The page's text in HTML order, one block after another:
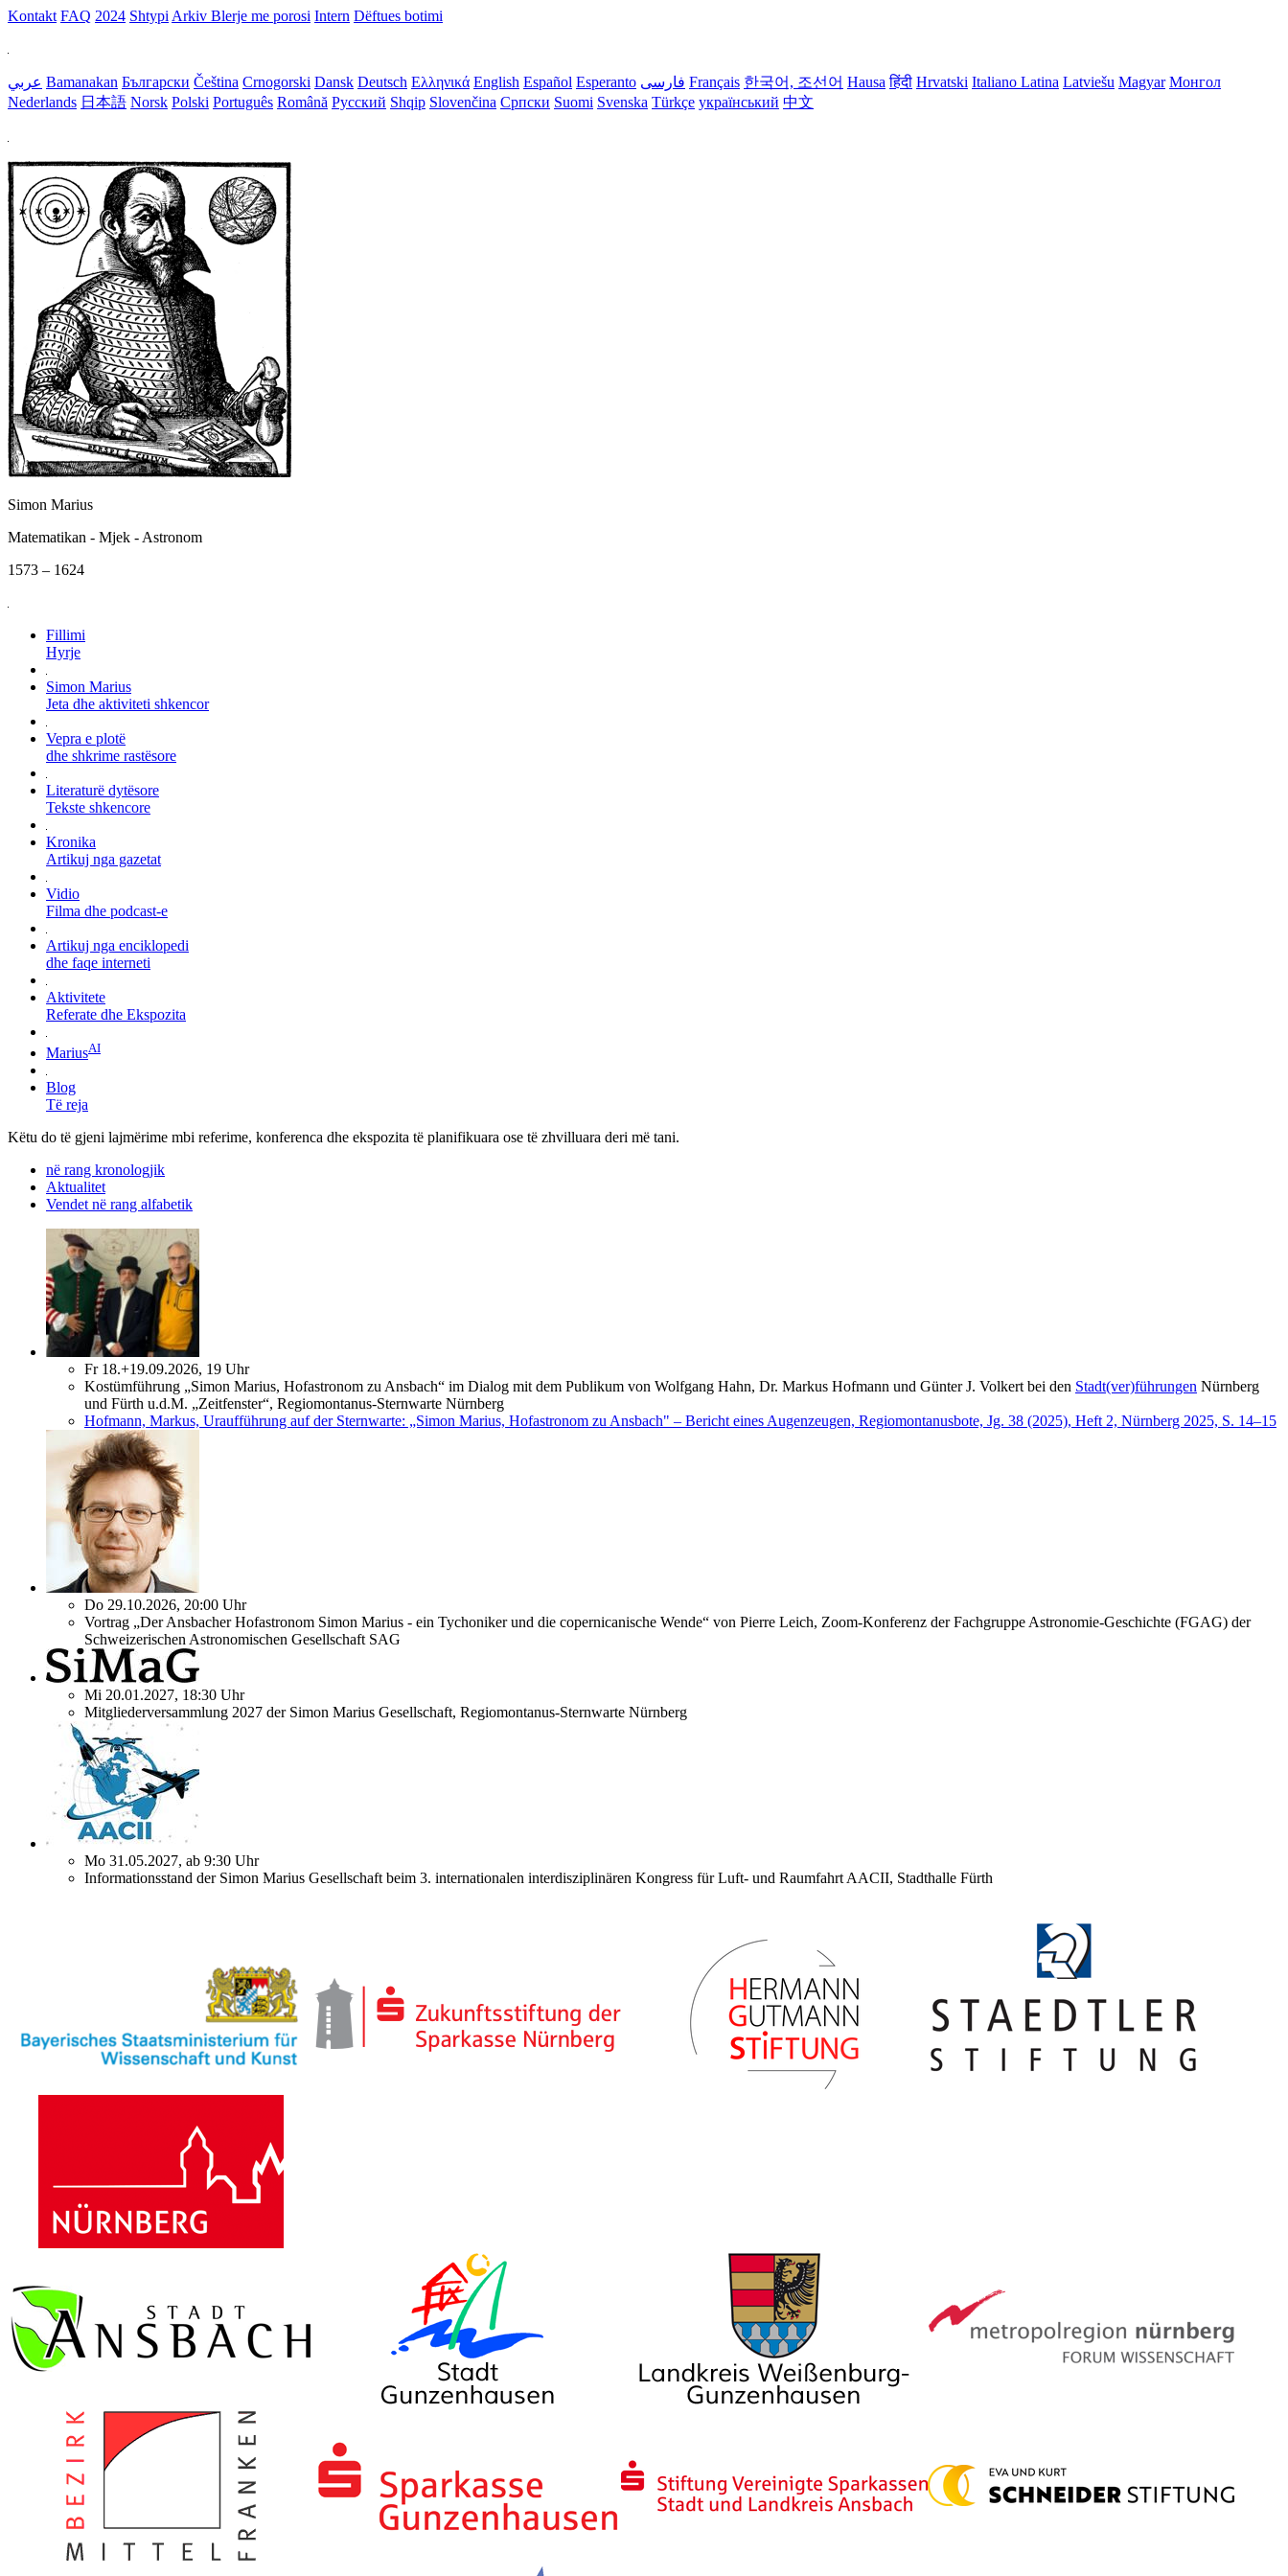
Kontakt FAQ 2024 Shtypi Arkiv Blerje me porosi Intern Dëftues botimi
عربي Bamanakan Български Čeština Crnogorski Dansk Deutsch Ελληνικά English Español Esperanto فارسی Français 한국어, 조선어 Hausa हिंदी Hrvatski Italiano Latina Latviešu Magyar Монгол
Nederlands 日本語 Norsk Polski Português Română Русский Shqip Slovenčina Српски Suomi Svenska Türkçe український 中文
Simon Marius
Matematikan - Mjek - Astronom
1573 – 1624
Fillimi
Hyrje
Simon Marius
Jeta dhe aktiviteti shkencor
Vepra e plotë
dhe shkrime rastësore
Literaturë dytësore
Tekste shkencore
Kronika
Artikuj nga gazetat
Vidio
Filma dhe podcast-e
Artikuj nga enciklopedi
dhe faqe interneti
Aktivitete
Referate dhe Ekspozita
MariusAI
Blog
Të reja
Këtu do të gjeni lajmërime mbi referime, konferenca dhe ekspozita të planifikuara ose të zhvilluara deri më tani.
në rang kronologjik
Aktualitet
Vendet në rang alfabetik
Fr 18.+19.09.2026, 19 Uhr
Kostümführung „Simon Marius, Hofastronom zu Ansbach“ im Dialog mit dem Publikum von Wolfgang Hahn, Dr. Markus Hofmann und Günter J. Volkert bei den Stadt(ver)führungen Nürnberg
und Fürth u.d.M. „Zeitfenster“, Regiomontanus-Sternwarte Nürnberg
Hofmann, Markus, Uraufführung auf der Sternwarte: „Simon Marius, Hofastronom zu Ansbach" – Bericht eines Augenzeugen, Regiomontanusbote, Jg. 38 (2025), Heft 2, Nürnberg 2025, S. 14–15
Do 29.10.2026, 20:00 Uhr
Vortrag „Der Ansbacher Hofastronom Simon Marius - ein Tychoniker und die copernicanische Wende“ von Pierre Leich, Zoom-Konferenz der Fachgruppe Astronomie-Geschichte (FGAG) der
Schweizerischen Astronomischen Gesellschaft SAG
Mi 20.01.2027, 18:30 Uhr
Mitgliederversammlung 2027 der Simon Marius Gesellschaft, Regiomontanus-Sternwarte Nürnberg
Mo 31.05.2027, ab 9:30 Uhr
Informationsstand der Simon Marius Gesellschaft beim 3. internationalen interdisziplinären Kongress für Luft- und Raumfahrt AACII, Stadthalle Fürth